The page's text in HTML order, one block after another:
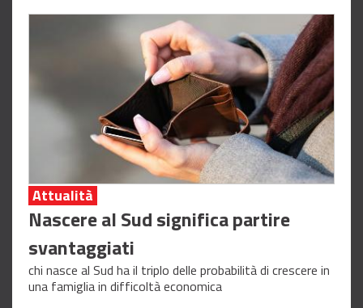
Attualità
Nascere al Sud significa partire
svantaggiati
chi nasce al Sud ha il triplo delle probabilità di crescere in
una famiglia in difficoltà economica